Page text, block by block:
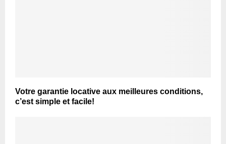
Votre garantie locative aux meilleures conditions,
c’est simple et facile!